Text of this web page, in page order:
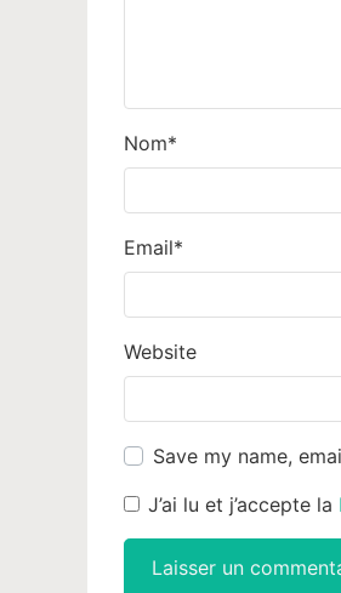
Nom*
Email*
Website
Save my name,
J’ai lu et j’accepte la